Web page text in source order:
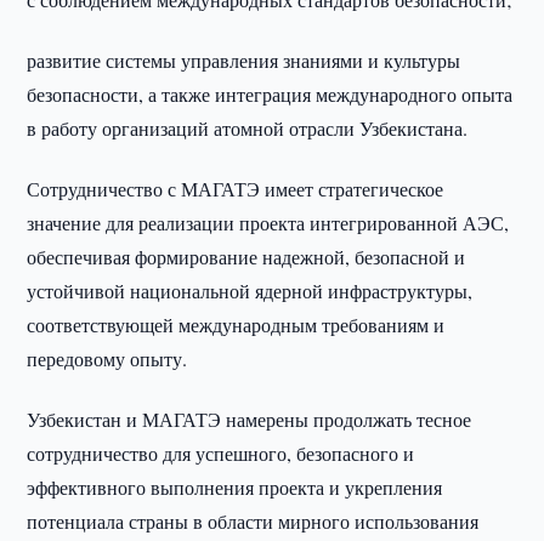
развитие системы управления знаниями и культуры
безопасности, а также интеграция международного опыта
в работу организаций атомной отрасли Узбекистана.
Сотрудничество с МАГАТЭ имеет стратегическое
значение для реализации проекта интегрированной АЭС,
обеспечивая формирование надежной, безопасной и
устойчивой национальной ядерной инфраструктуры,
соответствующей международным требованиям и
передовому опыту.
Узбекистан и МАГАТЭ намерены продолжать тесное
сотрудничество для успешного, безопасного и
эффективного выполнения проекта и укрепления
потенциала страны в области мирного использования